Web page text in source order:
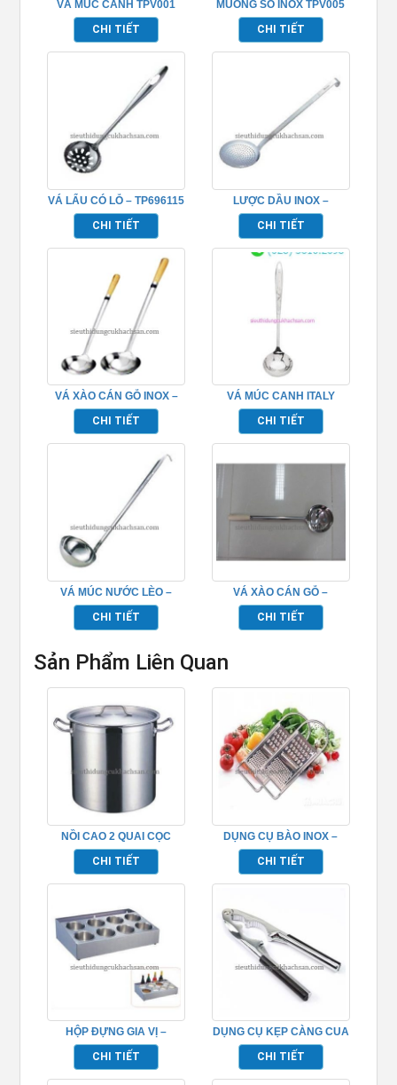
VÁ MÚC CANH TPV001
CHI TIẾT
MUỖNG SÒ INOX TPV005
CHI TIẾT
VÁ LẨU CÓ LỖ – TP696115
CHI TIẾT
LƯỢC DẦU INOX –
TP696141
CHI TIẾT
VÁ XÀO CÁN GỖ INOX –
TP696182
CHI TIẾT
VÁ MÚC CANH ITALY
TPV009
CHI TIẾT
VÁ MÚC NƯỚC LÈO –
TP696128
CHI TIẾT
VÁ XÀO CÁN GỖ –
TP696167
CHI TIẾT
Sản Phẩm Liên Quan
NỒI CAO 2 QUAI CỌC
INOX (ĐÁY 2 LỚP) –
TP696001
CHI TIẾT
DỤNG CỤ BÀO INOX –
TP696105
CHI TIẾT
HỘP ĐỰNG GIA VỊ –
TP696090
CHI TIẾT
DỤNG CỤ KẸP CÀNG CUA
– TP696103
CHI TIẾT